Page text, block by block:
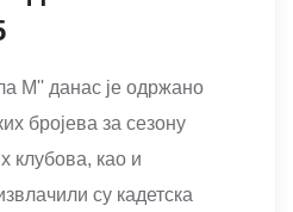
М'' данас је одржано
бројева за сезону
клубова, као и
су кадетска